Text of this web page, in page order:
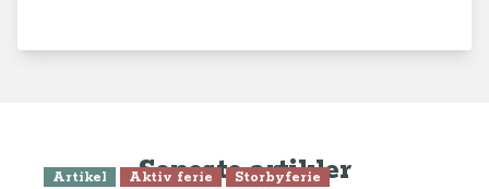
Seneste artikler
Artikel Aktiv ferie Storbyferie